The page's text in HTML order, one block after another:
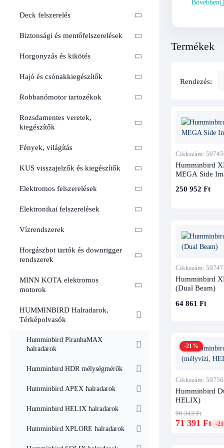
Deck felszerelés
Biztonsági és mentőfelszerelések
Horgonyzás és kikötés
Hajó és csónakkiegészítők
Robbanómotor tartozékok
Rozsdamentes veretek,
kiegészítők
Fények, világítás
KUS visszajelzők és kiegészítők
Elektromos felszerelések
Elektronikai felszerelések
Vízrendszerek
Horgászbot tartók és downrigger
rendszerek
MINN KOTA elektromos
motorok
HUMMINBIRD Halradarok,
Térképolvasók
Humminbird PiranhaMAX
halradarok
Humminbird HDR mélységmérők
Humminbird APEX halradarok
Humminbird HELIX halradarok
Humminbird XPLORE halradarok
Típus
Dual
Side
Imaging
Áttörős
Belső
ONIX /
hogy a
Bővebben
Termékek
Rendezés:
Cikkszám:
Humminbird
MEGA Side
250 952 Ft
Cikkszám:
Humminbird
(Dual Beam)
64 861 Ft
-21%
Cikkszám:
Humminbird
HELIX)
90 343 Ft
71 391 Ft -